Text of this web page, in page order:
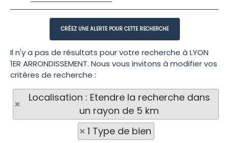
Il n'y a pas de résultats pour votre recherche à LYON
1ER ARRONDISSEMENT. Nous vous invitons à modifier vos
critères de recherche :
Localisation : Etendre la recherche dans
un rayon de 5 km
1 Type de bien